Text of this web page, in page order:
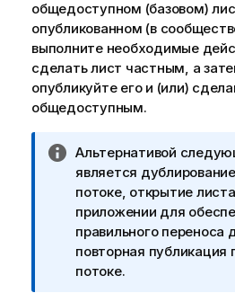
общедоступном (базовом)
опубликованном (в
выполните необходимые
сделать лист частным, а
опубликуйте его и (или)
общедоступным.
П
р
и
м
е
ч
а
Альтернативой
является
потоке, открытие
приложении для
правильного переноса
повторная публикация
потоке.